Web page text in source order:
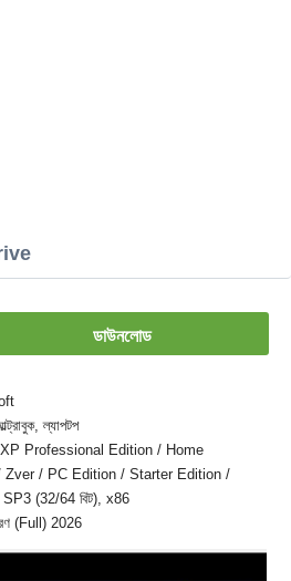
ডাউনলোড
ল্যাপটপ
XP Professional Edition / Home
Zver / PC Edition / Starter Edition /
(32/64 বিট), x86
(Full) 2026